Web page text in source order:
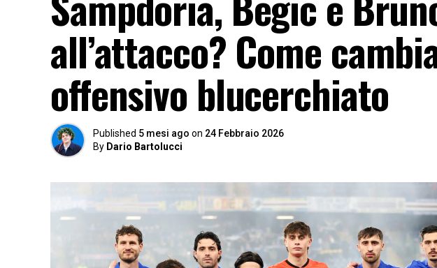
all’attacco? Come
offensivo blucerchiato
Published 5 mesi ago on 24 Febbraio 2026
By Dario Bartolucci